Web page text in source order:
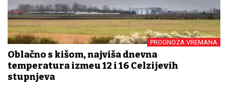
PROGNOZA VREMANA
Oblačno s kišom, najviša dnevna
temperatura između 12 i 16 Celzijevih
stupnjeva